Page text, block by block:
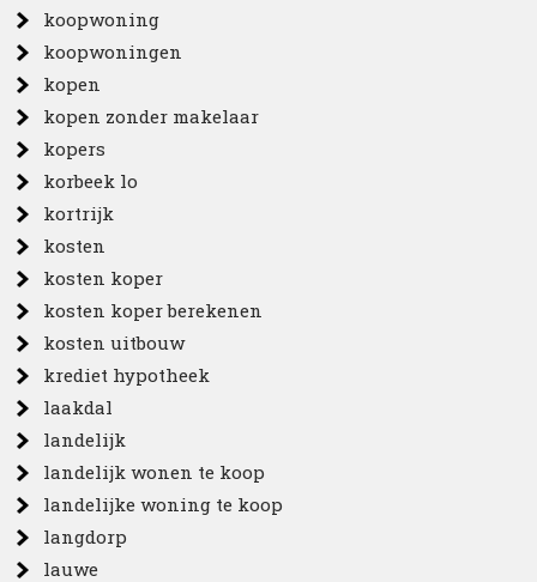
koopwoning
koopwoningen
kopen
kopen zonder makelaar
kopers
korbeek lo
kortrijk
kosten
kosten koper
kosten koper berekenen
kosten uitbouw
krediet hypotheek
laakdal
landelijk
landelijk wonen te koop
landelijke woning te koop
langdorp
lauwe